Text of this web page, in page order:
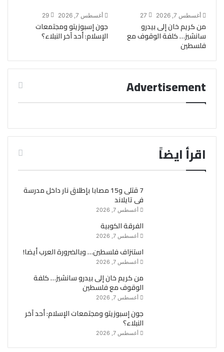
أغسطس 7, 2026 27
من كريم خان إلى بيدرو
سانشيز… كلفة الوقوف مع
فلسطين
أغسطس 7, 2026 29
جون إسبوزيتو ومجتمعات
الإسلام: أحد آخر النبلاء؟
Advertisement
اقرأ ايضاً
7 قتلى و15 مصابا بإطلاق نار داخل مدرسة
فى تايلاند
أغسطس 7, 2026
الفرقة الكوبية
أغسطس 7, 2026
استنزاف فلسطين… وبالضرورة العرب أيضا!
أغسطس 7, 2026
من كريم خان إلى بيدرو سانشيز… كلفة
الوقوف مع فلسطين
أغسطس 7, 2026
جون إسبوزيتو ومجتمعات الإسلام: أحد آخر
النبلاء؟
أغسطس 7, 2026